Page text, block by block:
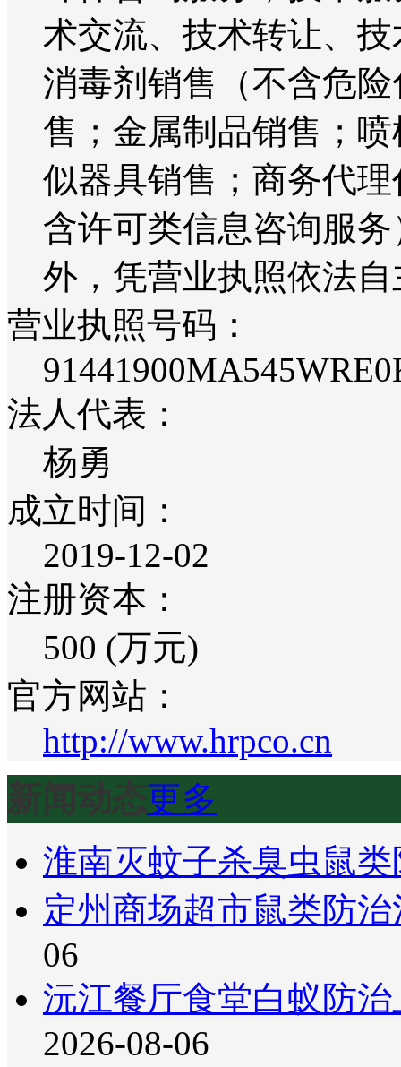
术交流、技术转让、
消毒剂销售（不含危
售；金属制品销售；
似器具销售；商务代
含许可类信息咨询服
外，凭营业执照依法
营业执照号码：
法人代表：
杨勇
成立时间：
2019-12-02
注册资本：
500 (万元)
官方网站：
http://www.hrpco.cn
新闻动态更多
淮南灭蚊子杀臭虫鼠
定州商场超市鼠类防
06
沅江餐厅食堂白蚁防
2026-08-06